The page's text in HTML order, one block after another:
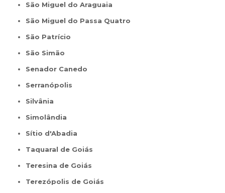
São Miguel do Araguaia
São Miguel do Passa Quatro
São Patrício
São Simão
Senador Canedo
Serranópolis
Silvânia
Simolândia
Sítio d'Abadia
Taquaral de Goiás
Teresina de Goiás
Terezópolis de Goiás